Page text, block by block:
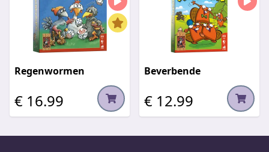
Regenwormen
€ 16.99
Beverbende
€ 12.99